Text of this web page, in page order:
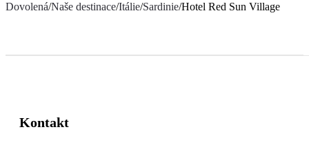
Dovolená/Naše destinace/Itálie/Sardinie/Hotel Red Sun Village
Kontakt